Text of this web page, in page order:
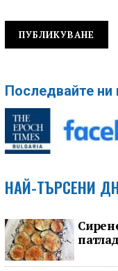
Последвайте
НАЙ-ТЪРСЕНИ